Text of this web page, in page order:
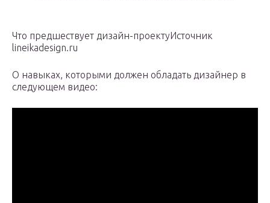
Что предшествует дизайн-проектуИсточник
lineikadesign.ru
О навыках, которыми должен обладать дизайнер в
следующем видео: